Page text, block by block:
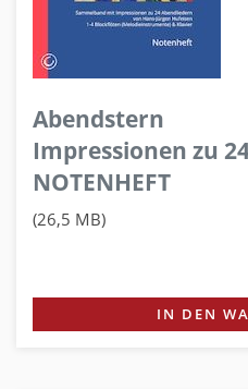
Abendstern
Impressionen zu
NOTENHEFT
(26,5 MB)
IN DEN